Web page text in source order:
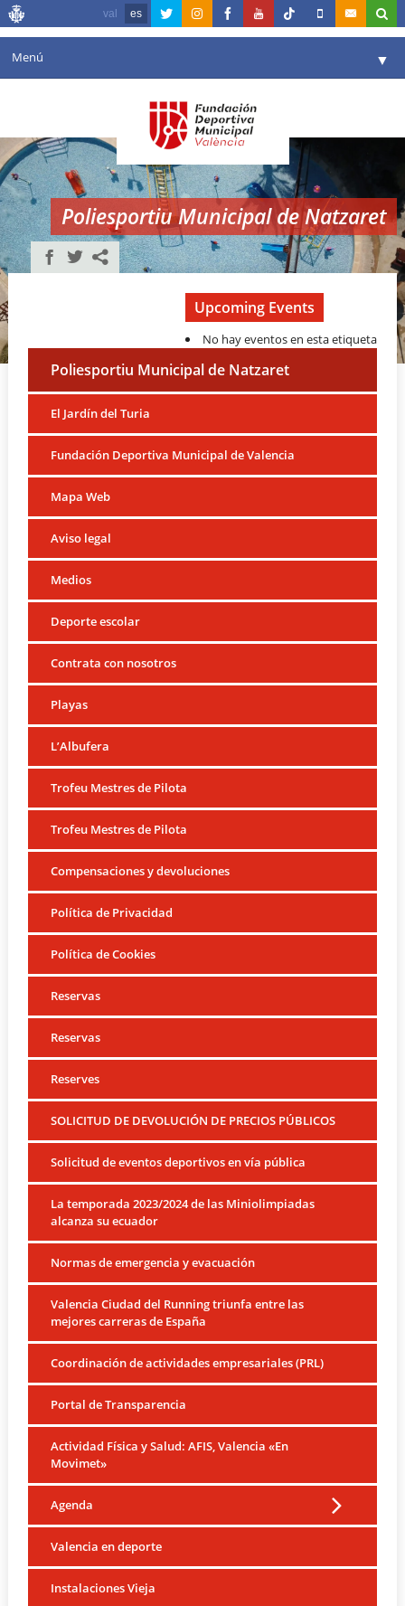
val es
Menú ▼
Agenda
Instalaciones
Comunicación ▼
Valencia en deporte ▼
Poliesportiu Municipal de Natzaret
Upcoming Events
No hay eventos en esta etiqueta
Poliesportiu Municipal de Natzaret
El Jardín del Turia
Fundación Deportiva Municipal de Valencia
Mapa Web
Aviso legal
Medios
Deporte escolar
Contrata con nosotros
Playas
L’Albufera
Trofeu Mestres de Pilota
Trofeu Mestres de Pilota
Compensaciones y devoluciones
Política de Privacidad
Política de Cookies
Reservas
Reservas
Reserves
SOLICITUD DE DEVOLUCIÓN DE PRECIOS PÚBLICOS
Solicitud de eventos deportivos en vía pública
La temporada 2023/2024 de las Miniolimpiadas
alcanza su ecuador
Normas de emergencia y evacuación
Valencia Ciudad del Running triunfa entre las
mejores carreras de España
Coordinación de actividades empresariales (PRL)
Portal de Transparencia
Actividad Física y Salud: AFIS, Valencia «En
Movimet»
Agenda
Valencia en deporte
Instalaciones Vieja